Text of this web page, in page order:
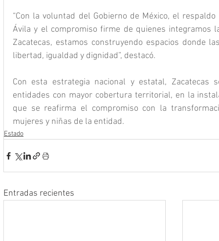
“Con la voluntad del Gobierno de México, el
Ávila y el compromiso firme de quienes integramos
Zacatecas, estamos construyendo espacios donde
libertad, igualdad y dignidad”, destacó.
Con esta estrategia nacional y estatal, Zacatecas
entidades con mayor cobertura territorial, en la
que se reafirma el compromiso con la
mujeres y niñas de la entidad.
Estado
Entradas recientes